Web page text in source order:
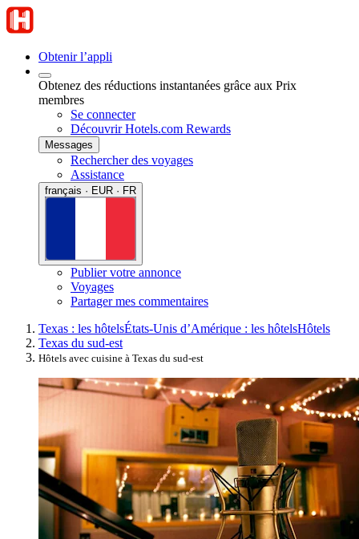
Obtenir l’appli
Obtenez des réductions instantanées grâce aux Prix
membres
Se connecter
Découvrir Hotels.com Rewards
Messages
Rechercher des voyages
Assistance
français · EUR · FR
Publier votre annonce
Voyages
Partager mes commentaires
Texas : les hôtelsÉtats-Unis d’Amérique : les hôtelsHôtels
Texas du sud-est
Hôtels avec cuisine à Texas du sud-est